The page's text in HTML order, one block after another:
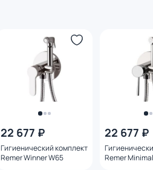
22 677 ₽
Гигиенический комплект
Remer Winner W65
22 677 ₽
Remer